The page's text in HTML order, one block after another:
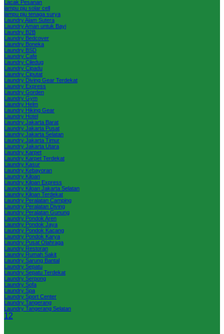
Lacak Pesanan
lampu pju solar cell
lampu pju tenaga surya
Laundry Alam Sutera
Laundry Aman untuk Bayi
Laundry B2B
Laundry Bedcover
Laundry Boneka
Laundry BSD
Laundry Cafe
Laundry Ciledug
Laundry Cipadu
Laundry Ciputat
Laundry Diving Gear Terdekat
Laundry Express
Laundry Gorden
Laundry Gym
Laundry Helm
Laundry Hiking Gear
Laundry Hotel
Laundry Jakarta Barat
Laundry Jakarta Pusat
Laundry Jakarta Selatan
Laundry Jakarta Timur
Laundry Jakarta Utara
Laundry Karpet
Laundry Karpet Terdekat
Laundry Kasur
Laundry Kebayoran
Laundry Kiloan
Laundry Kiloan Express
Laundry Kiloan Jakarta Selatan
Laundry Kiloan Terdekat
Laundry Peralatan Camping
Laundry Peralatan Diving
Laundry Peralatan Gunung
Laundry Pondok Aren
Laundry Pondok Jaya
Laundry Pondok Kacang
Laundry Pondok Karya
Laundry Pusat Olahraga
Laundry Restoran
Laundry Rumah Sakit
Laundry Sarung Bantal
Laundry Sepatu
Laundry Sepatu Terdekat
Laundry Serpong
Laundry Sofa
Laundry Spa
Laundry Sport Center
Laundry Tangerang
Laundry Tangerang Selatan
12